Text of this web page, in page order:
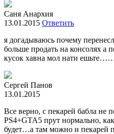
Саня Анархия
13.01.2015 Ответить
я догадываюсь почему
больше продать на консолях
кусок хавна мол нати
Сергей Панов
13.01.2015
Все верно, с пекарей бабла не
PS4+GTA5 прут нормально,
будет…а там можно и пекарей